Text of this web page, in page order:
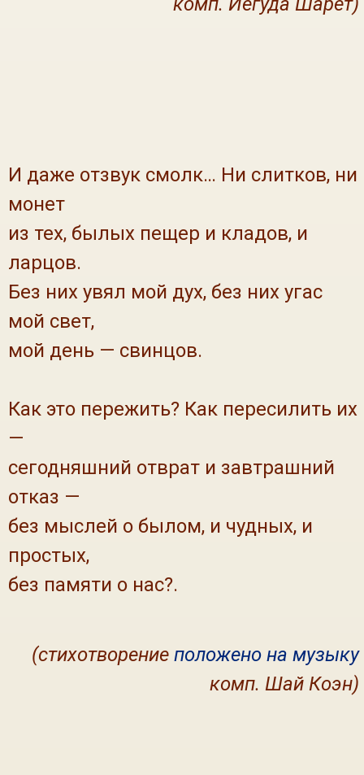
И даже отзвук смолк… Ни слитков, ни
монет
из тех, былых пещер и кладов, и
ларцов.
Без них увял мой дух, без них угас
мой свет,
мой день — свинцов.
Как это пережить? Как пересилить их
—
сегодняшний отврат и завтрашний
отказ —
без мыслей о былом, и чудных, и
простых,
без памяти о нас?.
(стихотворение положено на музыку
комп. Шай Коэн)